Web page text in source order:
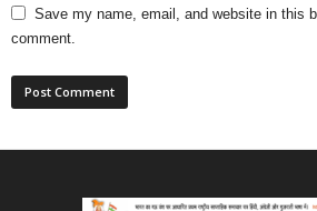
Save my name, email, and website in this
comment.